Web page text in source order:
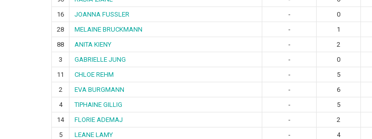
16
JOANNA FUSSLER - 0
28
MELAINE BRUCKMANN - 1
88
ANITA KIENY - 2
3
GABRIELLE JUNG - 0
11
CHLOE REHM - 5
2
EVA BURGMANN - 6
4
TIPHAINE GILLIG - 5
14
FLORIE ADEMAJ - 2
5
LEANE LAMY - 4